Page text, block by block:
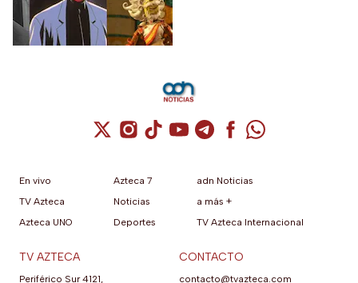
Cuenta de X / Twitter (se abre en una
Cuenta de Instagram (se abre en una
Cuenta de TikTok (se abre en
Cuenta de YouTube (se abre
Cuenta de Telegram (se
Cuenta de
Cuenta de
En vivo
TV Azteca
Azteca UNO
Azteca 7
Noticias
Deportes
adn Noticias
a más +
TV Azteca Internacional
TV AZTECA
Periférico Sur 4121,
CONTACTO
contacto@tvazteca.com